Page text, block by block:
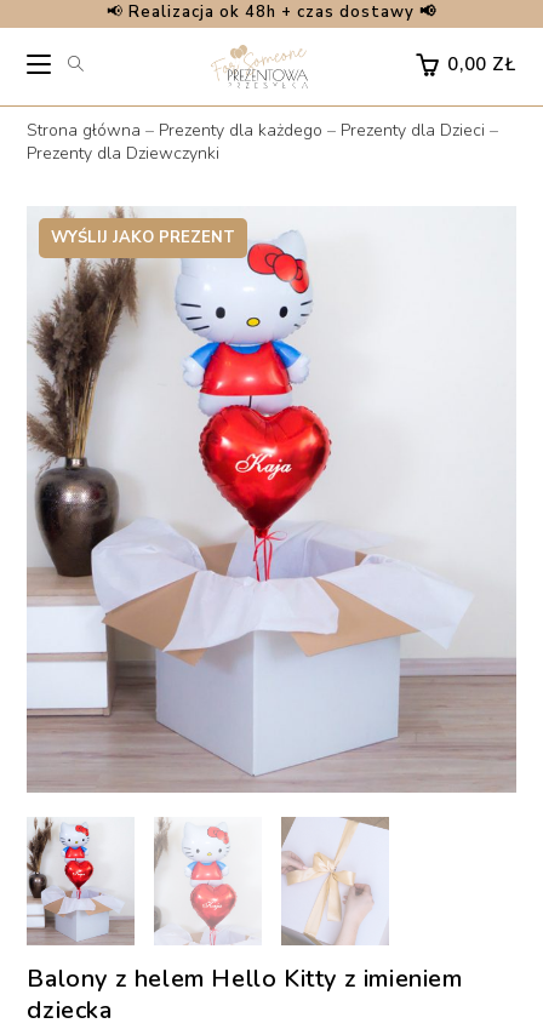
content
📢 Realizacja ok 48h + czas dostawy 📢
0,00 ZŁ
Strona główna – Prezenty dla każdego – Prezenty dla Dzieci –
Prezenty dla Dziewczynki
WYŚLIJ JAKO PREZENT
Balony z helem Hello Kitty z imieniem
dziecka